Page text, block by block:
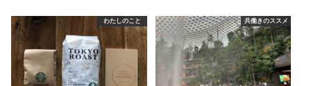
わたしのこと 共働きのススメ